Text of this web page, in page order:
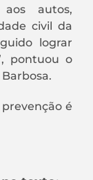
autos,
civil da
lograr
pontuou o
é